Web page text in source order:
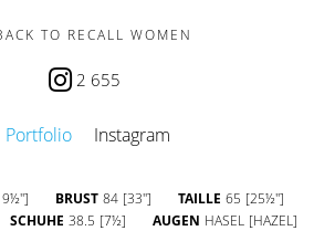
TO RECALL WOMEN
2 655
Portfolio Instagram
9½''] BRUST 84 [33''] TAILLE 65 [25½'']
SCHUHE 38.5 [7½] AUGEN HASEL [HAZEL]